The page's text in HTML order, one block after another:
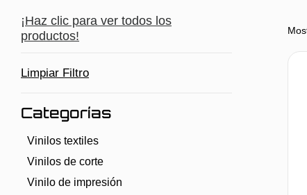
¡Haz clic para ver todos los
productos!
Limpiar Filtro
Categorías
Vinilos textiles
Vinilos de corte
Vinilo de impresión